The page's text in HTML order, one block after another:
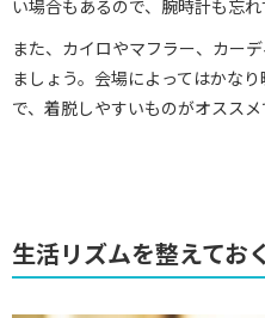
い場合もあるので、腕時計も忘れ
また、カイロやマフラー、カー
ましょう。会場によってはかな
で、着脱しやすいものがオススメ
生活リズムを整えておく